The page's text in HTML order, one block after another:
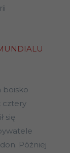
boisko
cztery
się
Później